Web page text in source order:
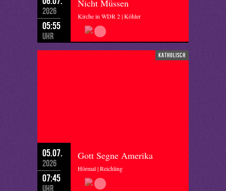
2026
05:55
Uhr
Nicht Müssen
Kirche in WDR 2 | Köhler
katholisch
05.07.
2026
07:45
Uhr
Gott Segne Amerika
Hörmal | Reichling